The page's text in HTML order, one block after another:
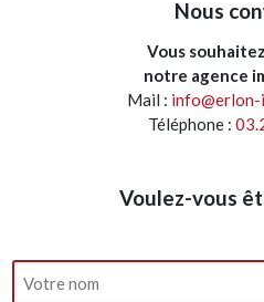
Nous
Vous
notre agence
Mail : info@erlon-
Téléphone :
Voulez-vous